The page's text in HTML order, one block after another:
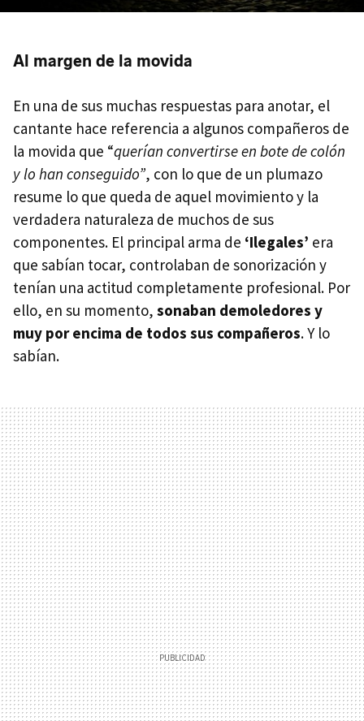
Al margen de la movida
En una de sus muchas respuestas para anotar, el
cantante hace referencia a algunos compañeros de
la movida que “querían convertirse en bote de colón
y lo han conseguido”, con lo que de un plumazo
resume lo que queda de aquel movimiento y la
verdadera naturaleza de muchos de sus
componentes. El principal arma de ‘Ilegales’ era
que sabían tocar, controlaban de sonorización y
tenían una actitud completamente profesional. Por
ello, en su momento, sonaban demoledores y
muy por encima de todos sus compañeros. Y lo
sabían.